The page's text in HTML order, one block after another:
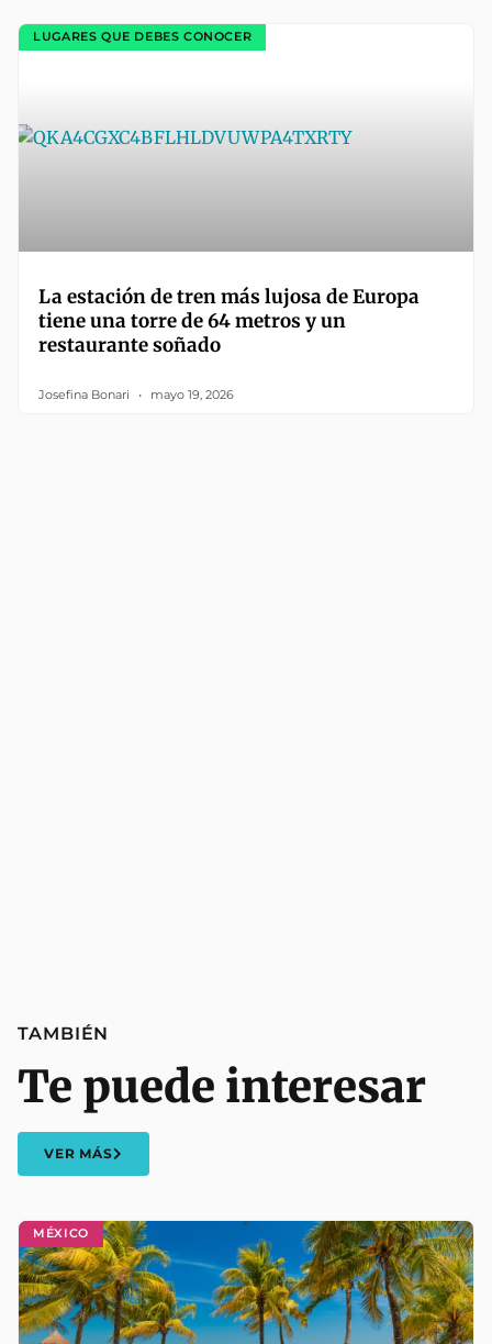
LUGARES QUE DEBES CONOCER
La estación de tren más lujosa de Europa
tiene una torre de 64 metros y un
restaurante soñado
Josefina Bonari mayo 19, 2026
MÉXICO
TAMBIÉN
Te puede interesar
VER MÁS